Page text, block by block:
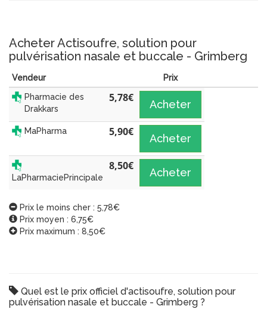
Acheter Actisoufre, solution pour
pulvérisation nasale et buccale - Grimberg
Vendeur
Prix
Pharmacie des
Drakkars
5,78€
Acheter
MaPharma 5,90€
Acheter
LaPharmaciePrincipale
8,50€
Acheter
Prix le moins cher : 5,78€
Prix moyen : 6,75€
Prix maximum : 8,50€
Quel est le prix officiel d'actisoufre, solution pour
pulvérisation nasale et buccale - Grimberg ?